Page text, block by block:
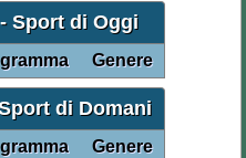
Sport di Oggi
Genere
di Domani
Genere